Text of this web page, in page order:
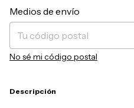
Entregas para el CP:
Medios de envío
No sé mi código postal
Descripción